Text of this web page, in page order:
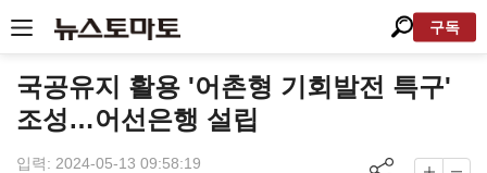
구독
국공유지 활용 '어촌형 기회발전 특구'
조성…어선은행 설립
입력: 2024-05-13 09:58:19